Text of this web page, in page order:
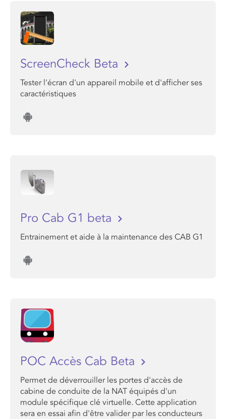
ScreenCheck Beta
Tester l'écran d'un appareil mobile et d'afficher ses
caractéristiques
Pro Cab G1 beta
Entrainement et aide à la maintenance des CAB G1
POC Accès Cab Beta
Permet de déverrouiller les portes d'accès de
cabine de conduite de la NAT équipés d'un
module spécifique clé virtuelle. Cette application
sera en essai afin d'être valider par les conducteurs